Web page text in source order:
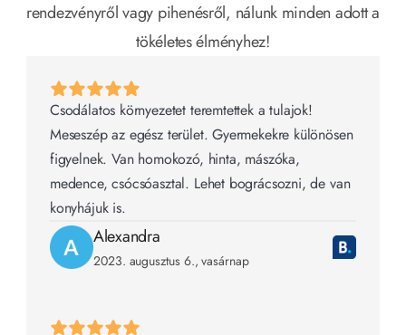
rendezvényről vagy pihenésről, nálunk minden adott a
tökéletes élményhez!
Csodálatos környezetet teremtettek a tulajok!
Meseszép az egész terület. Gyermekekre különösen
figyelnek. Van homokozó, hinta, mászóka,
medence, csócsóasztal. Lehet bográcsozni, de van
konyhájuk is.
Alexandra
2023. augusztus 6., vasárnap